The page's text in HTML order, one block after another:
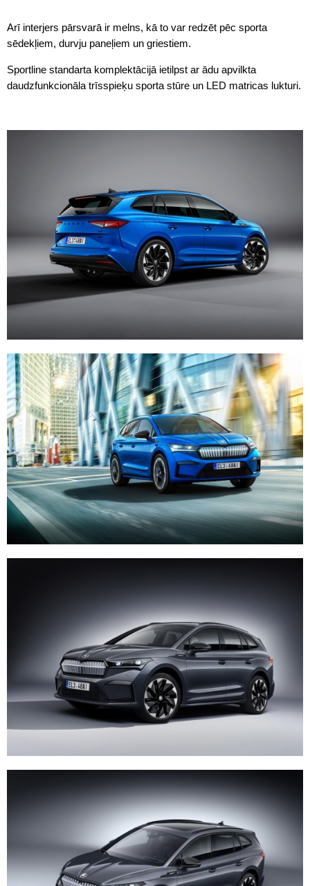
Arī interjers pārsvarā ir melns, kā to var redzēt pēc sporta
sēdekļiem, durvju paneļiem un griestiem.
Sportline standarta komplektācijā ietilpst ar ādu apvilkta
daudzfunkcionāla trīsspieķu sporta stūre un LED matricas lukturi.